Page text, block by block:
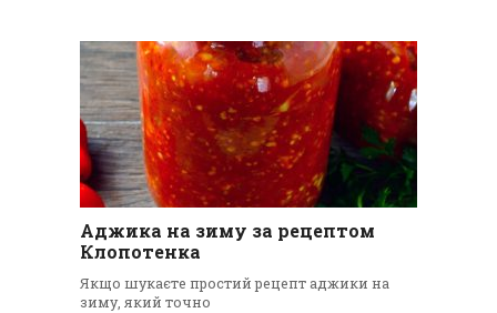
Аджика на зиму за рецептом
Клопотенка
Якщо шукаєте простий рецепт аджики на
зиму, який точно